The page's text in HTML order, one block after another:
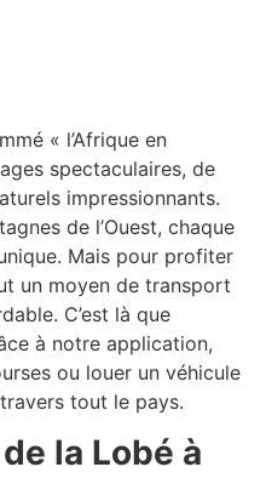
« l’Afrique en
spectaculaires, de
impressionnants.
de l’Ouest, chaque
Mais pour profiter
un moyen de transport
C’est là que
à notre application,
ou louer un véhicule
tout le pays.
la Lobé à